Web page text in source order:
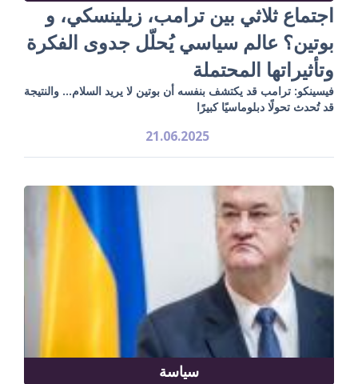
اجتماع ثلاثي بين ترامب، زيلينسكي، و
بوتين؟ عالم سياسي يُحلّل جدوى الفكرة
وتأثيراتها المحتملة
فيسينكو: ترامب قد يكتشف بنفسه أن بوتين لا يريد السلام… والنتيجة
قد تُحدث تحولًا دبلوماسيًا كبيرًا
21.06.2025
سياسة